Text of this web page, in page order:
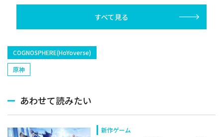
塁手)、持丸泰
捕手)など
すべて見る
COGNOSPHERE(HoYoverse)
原神
あわせて読みたい
新作ゲーム